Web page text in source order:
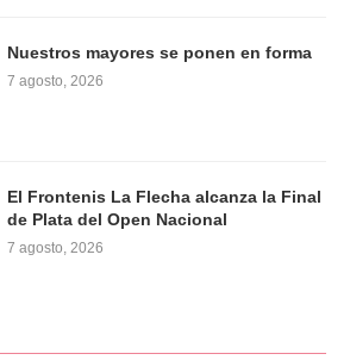
Nuestros mayores se ponen en forma
7 agosto, 2026
El Frontenis La Flecha alcanza la Final
de Plata del Open Nacional
7 agosto, 2026